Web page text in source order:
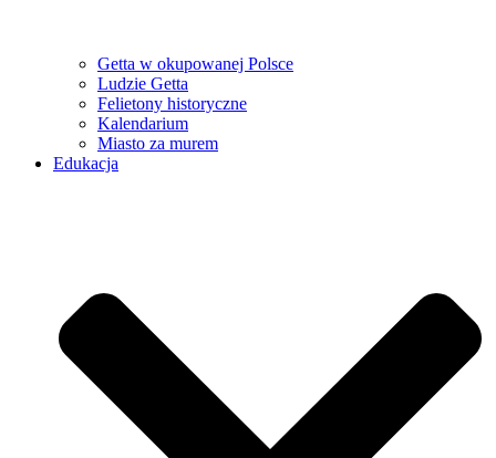
Getta w okupowanej Polsce
Ludzie Getta
Felietony historyczne
Kalendarium
Miasto za murem
Edukacja